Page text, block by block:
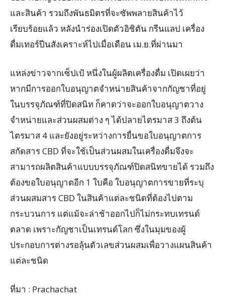
และสินค้า รวมถึงพันธมิตรที่จะซัพพลายสินค้าไว้
เรียบร้อยแล้ว หลังนำร่องเปิดตัวอิชิตัน กรีนแลป เครื่อง
ดื่มเทอร์ปีนสังเคราะห์ไปเมื่อเดือน เม.ย.ที่ผ่านมา
แหล่งข่าวจากเซ็ปเป้ หนึ่งในผู้ผลิตเครื่องดื่ม เปิดเผยว่า
หากมีการออกใบอนุญาตจำหน่ายสินค้าจากกัญชาที่อยู่
ในบรรจุภัณฑ์ที่ปิดสนิท ก็คาดว่าจะออกใบอนุญาตวาง
จำหน่ายและส่วนผสมต่าง ๆ ได้ปลายไตรมาส 3 ถึงต้น
ไตรมาส 4 และยังอยู่ระหว่างการยื่นขอใบอนุญาตการ
สกัดสาร CBD ที่จะใช้เป็นส่วนผสมในเครื่องดื่มจึงจะ
สามารถผลิตสินค้าแบบบรรจุภัณฑ์ปิดสนิทขายได้ รวมถึง
ต้องขอใบอนุญาตอีก 1 ใบคือ ใบอนุญาตการขายที่ระบุ
ส่วนผสมสาร CBD ในสินค้าแต่ละชนิดที่ต้องไปตาม
กระบวนการ แต่แม้จะล่าช้าออกไปก็ไม่กระทบเทรนด์
ตลาด เพราะกัญชาเป็นเทรนด์โลก ซึ่งในมุมของผู้
ประกอบการต่างรอลุ้นตัวเลขส่วนผสมเพื่อวางแผนสินค้า
แต่ละชนิด
ที่มา : Prachachat